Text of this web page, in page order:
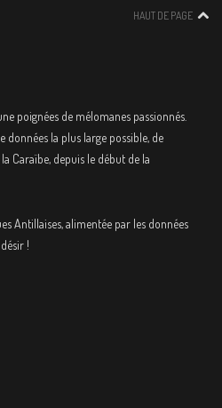
HAUT DE PAGE
poignées de mélomanes passionnés.
données la plus large possible, de
Caraïbe, depuis le début de la
Antillaises, alimentée par les données
!